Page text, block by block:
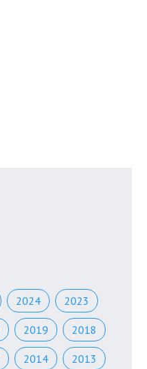
2024 2023
2019 2018
2014 2013